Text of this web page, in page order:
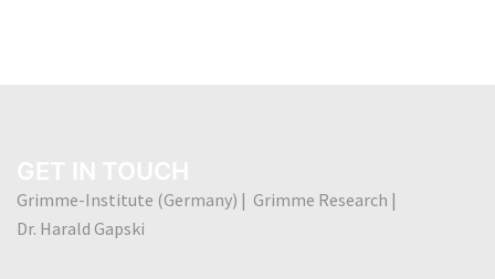
Grimme-Institute (Germany) | Grimme Research |
Dr. Harald Gapski